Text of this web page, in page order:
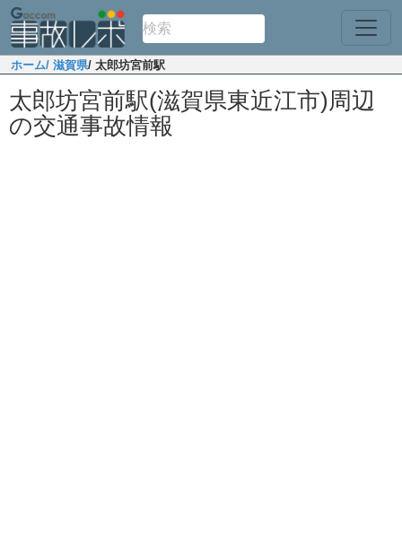
ホーム/ 滋賀県/ 太郎坊宮前駅
太郎坊宮前駅(滋賀県東近江市)周辺
の交通事故情報